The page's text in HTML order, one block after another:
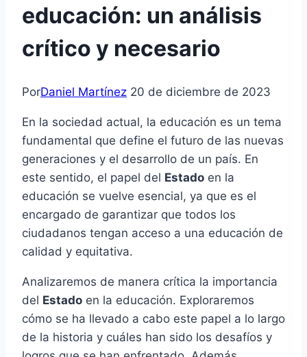
educación: un análisis
crítico y necesario
PorDaniel Martínez 20 de diciembre de 2023
En la sociedad actual, la educación es un tema
fundamental que define el futuro de las nuevas
generaciones y el desarrollo de un país. En
este sentido, el papel del Estado en la
educación se vuelve esencial, ya que es el
encargado de garantizar que todos los
ciudadanos tengan acceso a una educación de
calidad y equitativa.
Analizaremos de manera crítica la importancia
del Estado en la educación. Exploraremos
cómo se ha llevado a cabo este papel a lo largo
de la historia y cuáles han sido los desafíos y